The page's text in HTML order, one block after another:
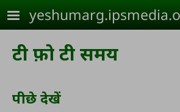
Skip to main content
टी फ़ो टी समय
पीछे देखें